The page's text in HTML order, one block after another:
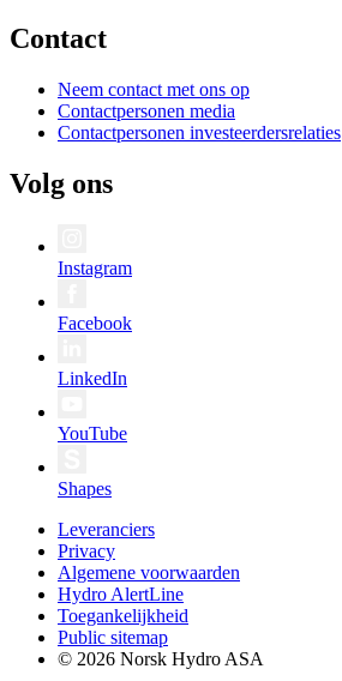
Contact
Neem contact met ons op
Contactpersonen media
Contactpersonen investeerdersrelaties
Volg ons
Instagram
Facebook
LinkedIn
YouTube
Shapes
Leveranciers
Privacy
Algemene voorwaarden
Hydro AlertLine
Toegankelijkheid
Public sitemap
© 2026 Norsk Hydro ASA